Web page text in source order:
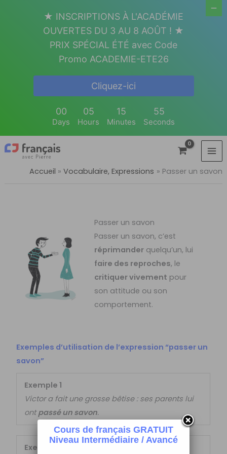
Accueil Vocabulaire, Expressions Passer un savon
Passer un savon
Passer un savon, c’est
réprimanderquelqu’un, lui
faire des reproches, le
critiquer vivement pour
son attitude ou son
comportement.
Exemples d’utilisation de l’expression “passer un
savon”
Exemple 1
Victor a fait une grosse bêtise : ses parents lui
ontpassé un savon.
Exemple 2
Cours de français GRATUIT
Niveau Intermédiaire / Avancé
★ INSCRIPTIONS À L'ACADÉMIE
OUVERTES DU 3 AU 8 AOÛT ! ★
PRIX SPÉCIAL ÉTÉ avec Code
Promo ACADEMIE-ETE26
Cliquez-ici
00
Days
05
Hours
15
Minutes
55
Seconds